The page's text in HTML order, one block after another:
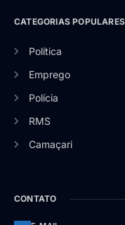
CATEGORIAS POPULARES
Política
Emprego
Polícia
RMS
Camaçari
CONTATO